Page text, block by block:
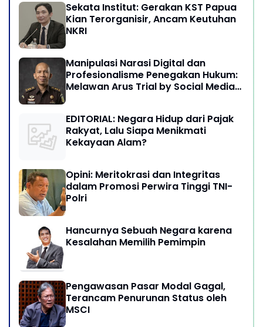
Sekata Institut: Gerakan KST Papua
Kian Terorganisir, Ancam Keutuhan
NKRI
Manipulasi Narasi Digital dan
Profesionalisme Penegakan Hukum:
Melawan Arus Trial by Social Media
EDITORIAL: Negara Hidup dari Pajak
Rakyat, Lalu Siapa Menikmati
Kekayaan Alam?
Opini: Meritokrasi dan Integritas
dalam Promosi Perwira Tinggi TNI-
Polri
Hancurnya Sebuah Negara karena
Kesalahan Memilih Pemimpin
Pengawasan Pasar Modal Gagal,
Terancam Penurunan Status oleh
MSCI